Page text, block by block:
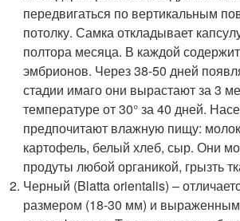
передвигаться по вертикальным
потолку. Самка откладывает
полтора месяца. В каждой
эмбрионов. Через 38-50 дней
стадии имаго они вырастают за 3
температуре от 30° за 40 дней.
предпочитают влажную пищу:
картофель, белый хлеб, сыр. Они
продуты любой органикой, грызть
Черный (Blatta orientalis) –
размером (18-30 мм) и